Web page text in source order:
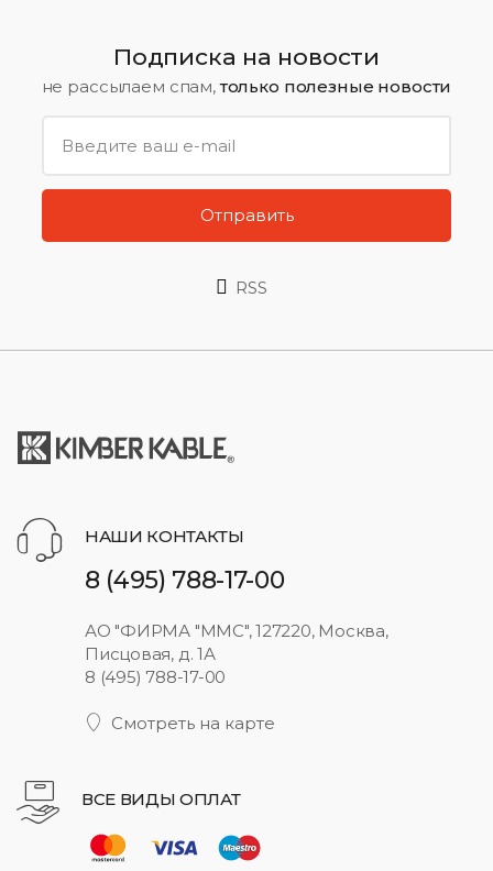
Подписка на новости
не рассылаем спам,только полезные новости
Отправить
RSS
НАШИ КОНТАКТЫ
8 (495) 788-17-00
АО "ФИРМА "ММС", 127220, Москва,
Писцовая, д. 1А
8 (495) 788-17-00
Смотреть на карте
ВСЕ ВИДЫ ОПЛАТ